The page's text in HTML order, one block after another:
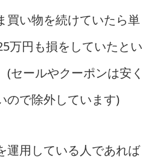
買い物を続けていたら単
万円も損をしていたとい
(セールやクーポンは安く
ので除外しています)
運用している人であれば